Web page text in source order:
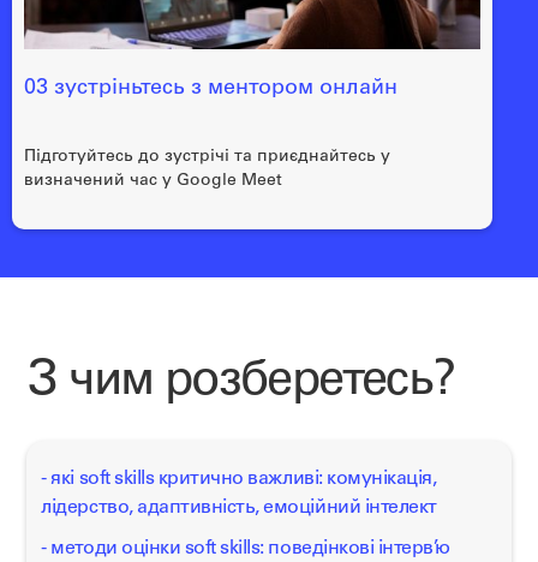
03 зустріньтесь з ментором онлайн
Підготуйтесь до зустрічі та приєднайтесь у
визначений час у Google Meet
З чим розберетесь?
- які soft skills критично важливі: комунікація,
лідерство, адаптивність, емоційний інтелект
- методи оцінки soft skills: поведінкові інтерв’ю